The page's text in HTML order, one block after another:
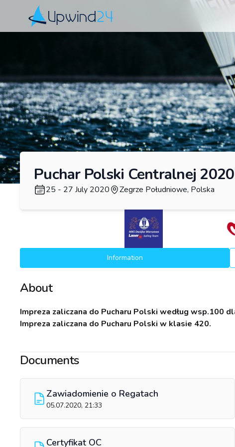
Upwind24
Puchar Polski Centralnej
25 - 27 July 2020 Zegrze Południowe, Polska
Information
About
Impreza zaliczana do Pucharu Polski według wsp.100
Impreza zaliczana do Pucharu Polski w klasie 420.
Documents
Zawiadomienie o Regatach
05.07.2020, 21:33
Certyfikat OC